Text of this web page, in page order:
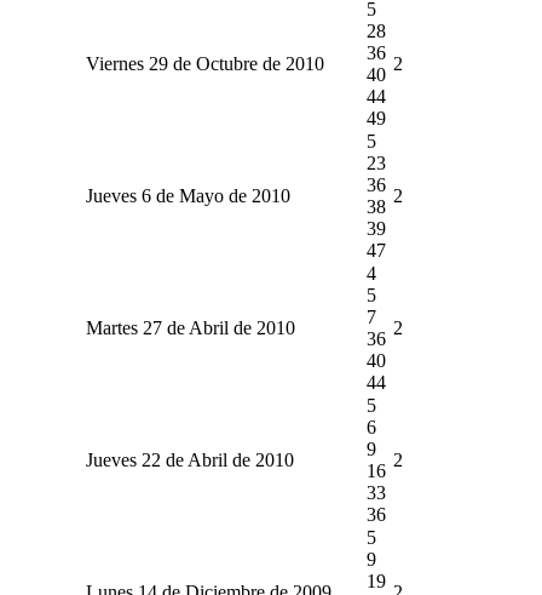
Viernes 29 de Octubre de 2010
5
28
36
40
44
49
2
Jueves 6 de Mayo de 2010
5
23
36
38
39
47
2
Martes 27 de Abril de 2010
4
5
7
36
40
44
2
Jueves 22 de Abril de 2010
5
6
9
16
33
36
2
5
9
19